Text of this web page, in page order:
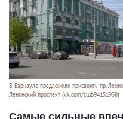
В Барнауле предложили присвоить пр.
Ленинский проспект (vk.com/club94151938)